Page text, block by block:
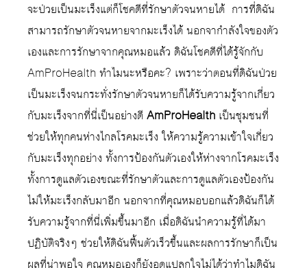
จะป่วยเป็นมะเร็งแต่ก็โชคดีที่รักษาตัวจนหายได้ การที่ดิฉัน
สามารถรักษาตัวจนหายจากมะเร็งได้ นอกจากำลังใจของตัว
เองและการรักษาจากคุณหมอแล้ว ดิฉันโชคดีที่ได้รู้จักกับ
AmProHealth ทำไมนะหรือคะ? เพราะว่าตอนที่ดิฉันป่วย
เป็นมะเร็งจนกระทั่งรักษาตัวจนหายก็ได้รับความรู้จากเกี่ยว
กับมะเร็งจากที่นี่เป็นอย่างดีAmProHealth เป็นชุมชนที่
ช่วยให้ทุกคนห่างไกลโรคมะเร็ง ให้ความรู้ความเข้าใจเกี่ยว
กับมะเร็งทุกอย่าง ทั้งการป้องกันตัวเองให้ห่างจากโรคมะเร็ง
ทั้งการดูแลตัวเองขณะที่รักษาตัวและการดูแลตัวเองป้องกัน
ไม่ให้มะเร็งกลับมาอีก นอกจากที่คุณหมอบอกแล้วดิฉันก็ได้
รับความรู้จากที่นี่เพิ่มขึ้นมาอีก เมื่อดิฉันนำความรู้ที่ได้มา
ปฏิบัติจริงๆ ช่วยให้ดิฉันฟื้นตัวเร็วขึ้นและผลการรักษาก็เป็น